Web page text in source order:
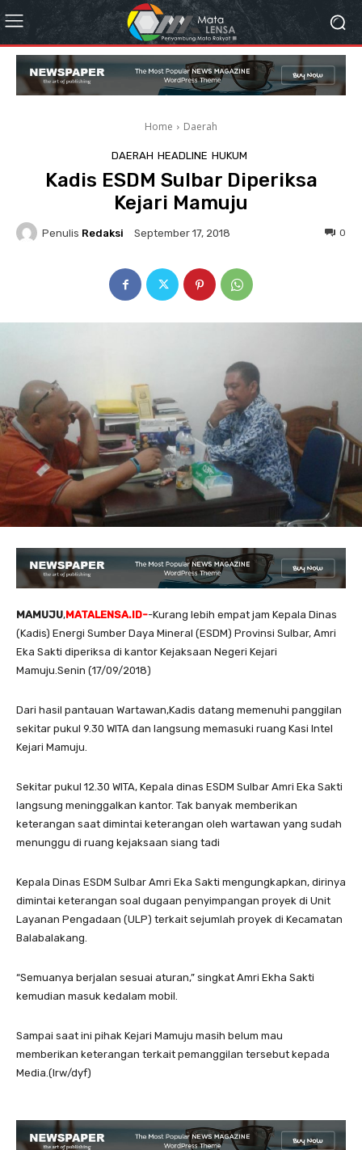
Home Daerah
DAERAH HEADLINE HUKUM
Kadis ESDM Sulbar Diperiksa
Kejari Mamuju
Penulis Redaksi September 17, 2018 0
MAMUJU,MATALENSA.ID--Kurang lebih empat jam Kepala Dinas
(Kadis) Energi Sumber Daya Mineral (ESDM) Provinsi Sulbar, Amri
Eka Sakti diperiksa di kantor Kejaksaan Negeri Kejari
Mamuju.Senin (17/09/2018)
Dari hasil pantauan Wartawan,Kadis datang memenuhi panggilan
sekitar pukul 9.30 WITA dan langsung memasuki ruang Kasi Intel
Kejari Mamuju.
Sekitar pukul 12.30 WITA, Kepala dinas ESDM Sulbar Amri Eka Sakti
langsung meninggalkan kantor. Tak banyak memberikan
keterangan saat dimintai keterangan oleh wartawan yang sudah
menunggu di ruang kejaksaan siang tadi
Kepala Dinas ESDM Sulbar Amri Eka Sakti mengungkapkan, dirinya
dimintai keterangan soal dugaan penyimpangan proyek di Unit
Layanan Pengadaan (ULP) terkait sejumlah proyek di Kecamatan
Balabalakang.
“Semuanya berjalan sesuai aturan,” singkat Amri Ekha Sakti
kemudian masuk kedalam mobil.
Sampai saat ini pihak Kejari Mamuju masih belum mau
memberikan keterangan terkait pemanggilan tersebut kepada
Media.(Irw/dyf)